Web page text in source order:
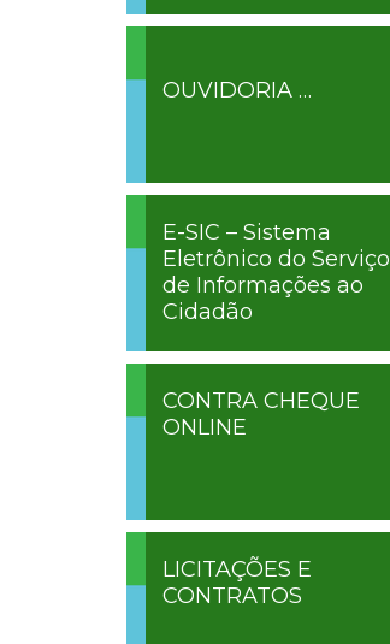
OUVIDORIA …
E-SIC – Sistema
Eletrônico do Serviço
de Informações ao
Cidadão
CONTRA CHEQUE
ONLINE
LICITAÇÕES E
CONTRATOS